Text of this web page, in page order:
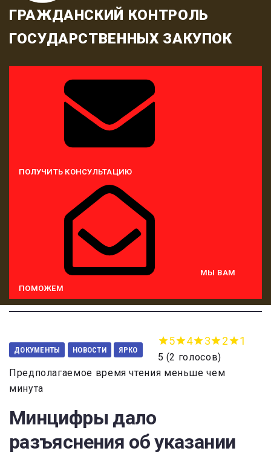
ГРАЖДАНСКИЙ КОНТРОЛЬ
ГОСУДАРСТВЕННЫХ ЗАКУПОК
ПОЛУЧИТЬ КОНСУЛЬТАЦИЮ
МЫ ВАМ
ПОМОЖЕМ
ДОКУМЕНТЫ НОВОСТИ ЯРКО
5 4 3 2 1
5 (2 голосов)
Предполагаемое время чтения меньше чем
минута
Минцифры дало
разъяснения об указании